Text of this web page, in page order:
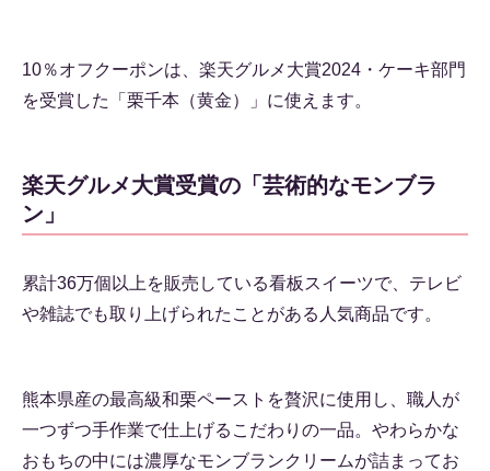
10％オフクーポンは、楽天グルメ大賞2024・ケーキ部門
を受賞した「栗千本（黄金）」に使えます。
楽天グルメ大賞受賞の「芸術的なモンブラ
ン」
累計36万個以上を販売している看板スイーツで、テレビ
や雑誌でも取り上げられたことがある人気商品です。
熊本県産の最高級和栗ペーストを贅沢に使用し、職人が
一つずつ手作業で仕上げるこだわりの一品。やわらかな
おもちの中には濃厚なモンブランクリームが詰まってお